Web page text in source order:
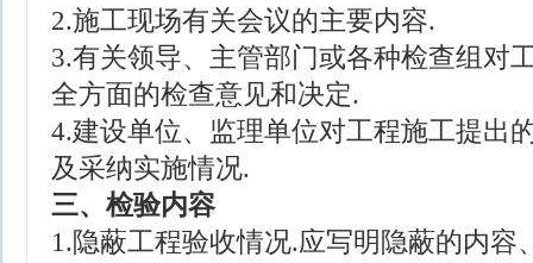
2.施工现场有关会议的主要内容.
3.有关领导、主管部门或各种检查组对
全方面的检查意见和决定.
4.建设单位、监理单位对工程施工提出
及采纳实施情况.
三、检验内容
1.隐蔽工程验收情况.应写明隐蔽的内容